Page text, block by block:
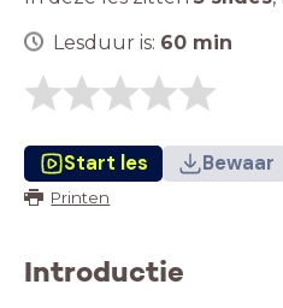
Lesduur is: 60 min
Start les Bewaar
Printen
Introductie